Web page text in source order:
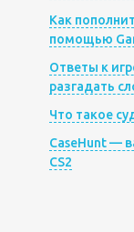
Как
помощью
Ответы к
разгадать
Что такое
CaseHunt —
CS2